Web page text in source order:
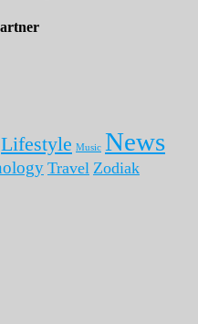
Lifestyle Music News
Travel Zodiak